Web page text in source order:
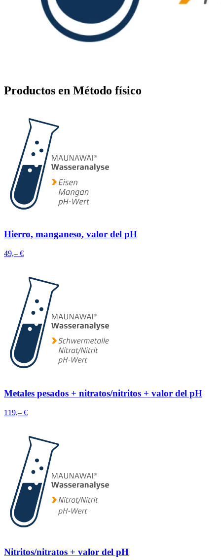
Productos en Método físico
Hierro, manganeso, valor del pH
49,– €
Metales pesados + nitratos/nitritos + valor del pH
119,– €
Nitritos/nitratos + valor del pH